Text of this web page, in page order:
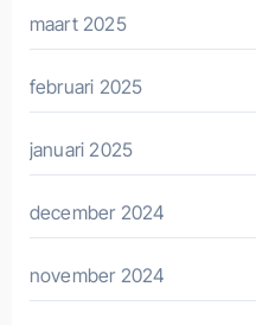
maart 2025
februari 2025
januari 2025
december 2024
november 2024